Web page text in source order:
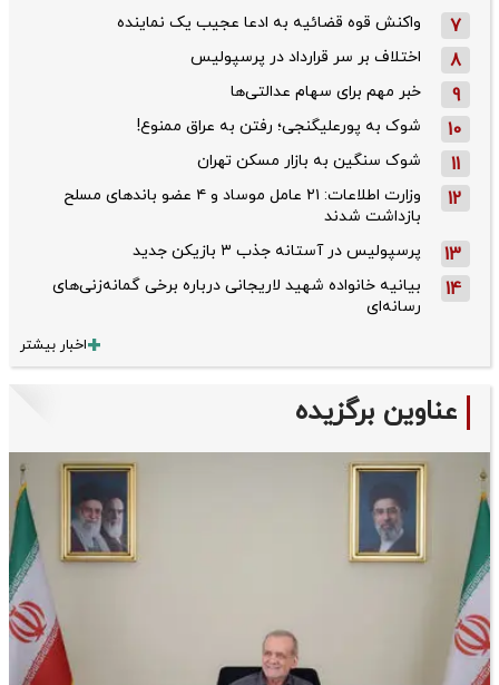
7 واکنش قوه قضائیه به ادعا عجیب یک نماینده
8 اختلاف بر سر قرارداد در پرسپولیس
9 خبر مهم برای سهام عدالتی‌ها
10 شوک به پورعلیگنجی؛ رفتن به عراق ممنوع!
11 شوک سنگین به بازار مسکن تهران
12
وزارت اطلاعات: ۲۱ عامل موساد و ۴ عضو باندهای مسلح
بازداشت شدند
13 پرسپولیس در آستانه جذب ۳ بازیکن جدید
14
بیانیه خانواده شهید لاریجانی درباره برخی گمانه‌زنی‌های
رسانه‌ای
اخبار بیشتر
عناوین برگزیده